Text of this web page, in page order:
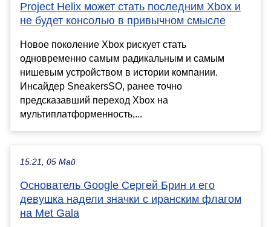
Project Helix может стать последним Xbox и
не будет консолью в привычном смысле
Новое поколение Xbox рискует стать
одновременно самым радикальным и самым
нишевым устройством в истории компании.
Инсайдер SneakersSO, ранее точно
предсказавший переход Xbox на
мультиплатформенность,...
15:21, 05 Май
Основатель Google Сергей Брин и его
девушка надели значки с иранским флагом
на Met Gala